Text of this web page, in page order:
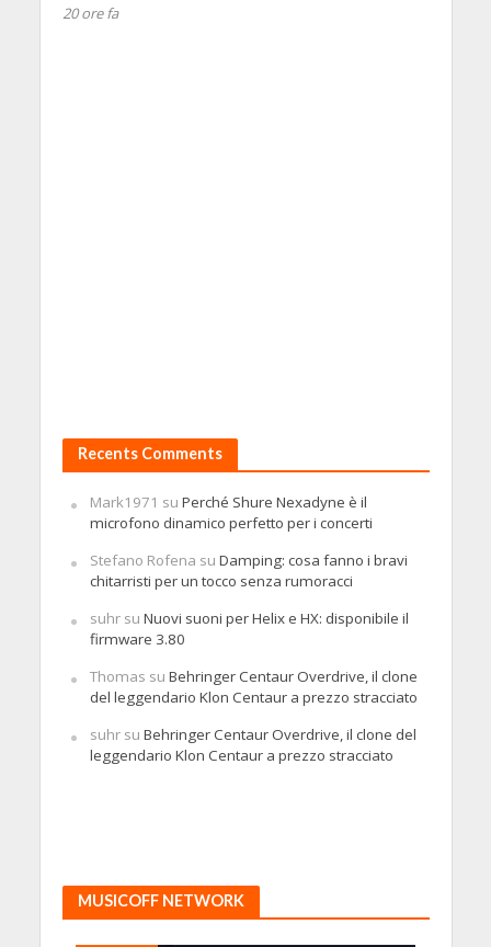
20 ore fa
Recents Comments
Mark1971 su Perché Shure Nexadyne è il
microfono dinamico perfetto per i concerti
Stefano Rofena su Damping: cosa fanno i bravi
chitarristi per un tocco senza rumoracci
suhrsu Nuovi suoni per Helix e HX: disponibile il
firmware 3.80
Thomas su Behringer Centaur Overdrive, il clone
del leggendario Klon Centaur a prezzo stracciato
suhrsu Behringer Centaur Overdrive, il clone del
leggendario Klon Centaur a prezzo stracciato
MUSICOFF NETWORK